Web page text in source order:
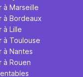
à Marseille
à Bordeaux
à Lille
à Toulouse
à Nantes
à Rouen